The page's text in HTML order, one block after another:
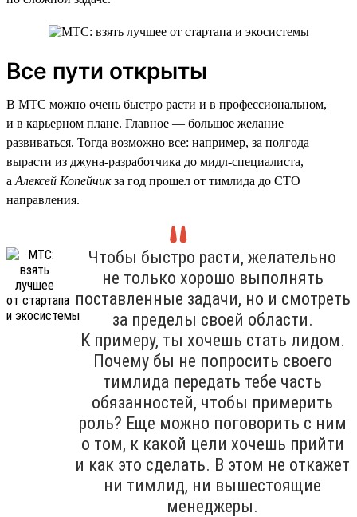
Все пути открыты
В МТС можно очень быстро расти и в профессиональном,
и в карьерном плане. Главное — большое желание
развиваться. Тогда возможно все: например, за полгода
вырасти из джуна-разработчика до мидл-специалиста,
а Алексей Копейчикза год прошел от тимлида до CTO
направления.
Чтобы быстро расти, желательно
не только хорошо выполнять
поставленные задачи, но и смотреть
за пределы своей области.
К примеру, ты хочешь стать лидом.
Почему бы не попросить своего
тимлида передать тебе часть
обязанностей, чтобы примерить
роль? Еще можно поговорить с ним
о том, к какой цели хочешь прийти
и как это сделать. В этом не откажет
ни тимлид, ни вышестоящие
менеджеры.